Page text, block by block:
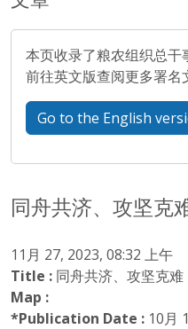
本页收录了粮农组织总
前往英文版查阅更多署名
Go to the English
同舟共济、攻坚克
11月 27, 2023, 08:32 上午
Title : 同舟共济、攻坚克
Map :
*Publication Date : 10月